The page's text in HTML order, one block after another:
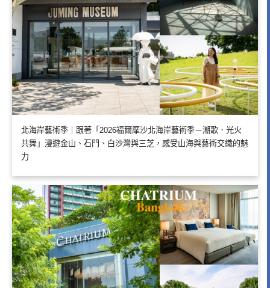
北海岸藝術季｜跟著「2026福爾摩沙北海岸藝術季－潮歌．光火
共舞」漫遊金山、石門、白沙灣與三芝，感受山海與藝術交織的魅
力